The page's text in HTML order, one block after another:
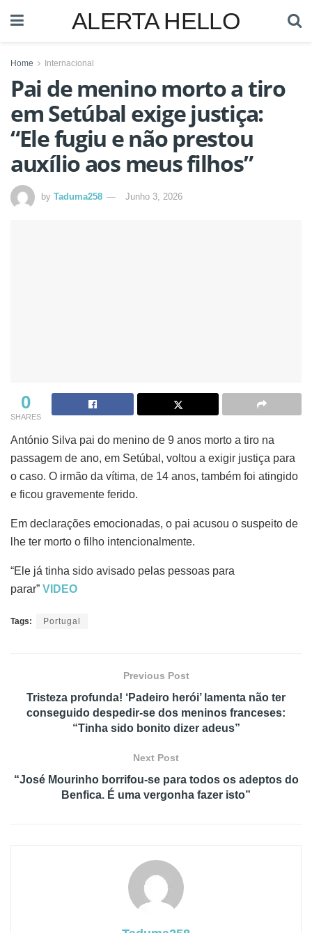
ALERTA HELLO
Home Internacional
Pai de menino morto a tiro
em Setúbal exige justiça:
“Ele fugiu e não prestou
auxílio aos meus filhos”
by Taduma258 Junho 3, 2026
0
SHARES
António Silva pai do menino de 9 anos morto a tiro na
passagem de ano, em Setúbal, voltou a exigir justiça para
o caso. O irmão da vítima, de 14 anos, também foi atingido
e ficou gravemente ferido.
Em declarações emocionadas, o pai acusou o suspeito de
lhe ter morto o filho intencionalmente.
“Ele já tinha sido avisado pelas pessoas para
parar” VIDEO
Tags: Portugal
Previous Post
Tristeza profunda! ‘Padeiro herói’ lamenta não ter
conseguido despedir-se dos meninos franceses:
“Tinha sido bonito dizer adeus”
Next Post
“José Mourinho borrifou-se para todos os adeptos do
Benfica. É uma vergonha fazer isto”